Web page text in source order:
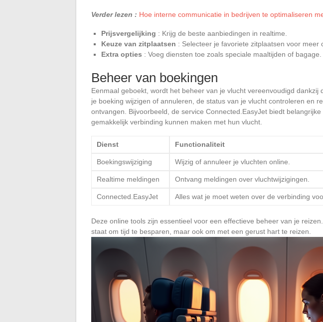
Verder lezen : Hoe interne communicatie in bedrijven te optimaliseren
Prijsvergelijking : Krijg de beste aanbiedingen in realtime.
Keuze van zitplaatsen : Selecteer je favoriete zitplaatsen voor meer
Extra opties : Voeg diensten toe zoals speciale maaltijden of bagage.
Beheer van boekingen
Eenmaal geboekt, wordt het beheer van je vlucht vereenvoudigd dankzij
je boeking wijzigen of annuleren, de status van je vlucht controleren en
ontvangen. Bijvoorbeeld, de service Connected.EasyJet biedt
gemakkelijk verbinding kunnen maken met hun vlucht.
Dienst Functionaliteit
Boekingswijziging Wijzig of annuleer je vluchten online.
Realtime meldingen Ontvang meldingen over vluchtwijzigingen.
Connected.EasyJet Alles wat je moet weten over de verbinding
Deze online tools zijn essentieel voor een effectieve beheer van je
staat om tijd te besparen, maar ook om met een gerust hart te reizen.